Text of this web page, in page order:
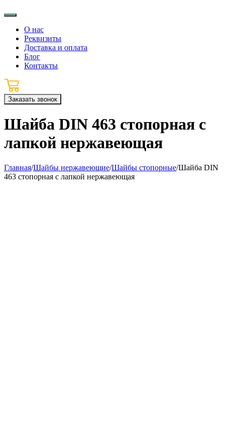
О нас
Реквизиты
Доставка и оплата
Блог
Контакты
Заказать звонок
Шайба DIN 463 стопорная с
лапкой нержавеющая
Главная/Шайбы нержавеющие/Шайбы стопорные/Шайба DIN
463 стопорная с лапкой нержавеющая